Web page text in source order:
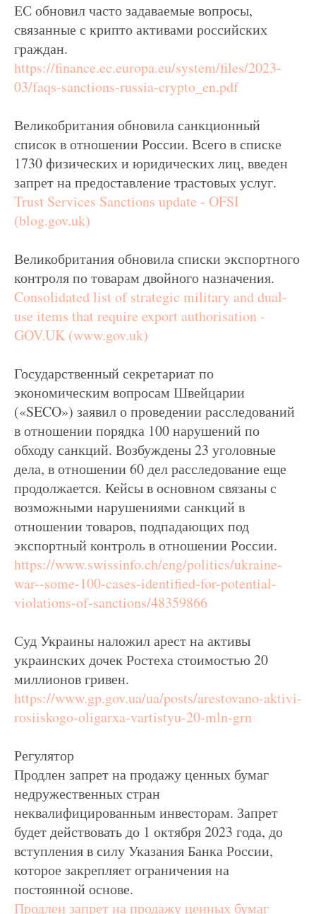
ЕС обновил часто задаваемые вопросы,
связанные с крипто активами российских
граждан.
https://finance.ec.europa.eu/system/files/2023-
03/faqs-sanctions-russia-crypto_en.pdf
Великобритания обновила санкционный
список в отношении России. Всего в списке
1730 физических и юридических лиц, введен
запрет на предоставление трастовых услуг.
Trust Services Sanctions update - OFSI
(blog.gov.uk)
Великобритания обновила списки экспортного
контроля по товарам двойного назначения.
Consolidated list of strategic military and dual-
use items that require export authorisation -
GOV.UK (www.gov.uk)
Государственный секретариат по
экономическим вопросам Швейцарии
(«SECO») заявил о проведении расследований
в отношении порядка 100 нарушений по
обходу санкций. Возбуждены 23 уголовные
дела, в отношении 60 дел расследование еще
продолжается. Кейсы в основном связаны с
возможными нарушениями санкций в
отношении товаров, подпадающих под
экспортный контроль в отношении России.
https://www.swissinfo.ch/eng/politics/ukraine-
war--some-100-cases-identified-for-potential-
violations-of-sanctions/48359866
Суд Украины наложил арест на активы
украинских дочек Ростеха стоимостью 20
миллионов гривен.
https://www.gp.gov.ua/ua/posts/arestovano-aktivi-
rosiiskogo-oligarxa-vartistyu-20-mln-grn
Регулятор
Продлен запрет на продажу ценных бумаг
недружественных стран
неквалифицированным инвесторам. Запрет
будет действовать до 1 октября 2023 года, до
вступления в силу Указания Банка России,
которое закрепляет ограничения на
постоянной основе.
Продлен запрет на продажу ценных бумаг